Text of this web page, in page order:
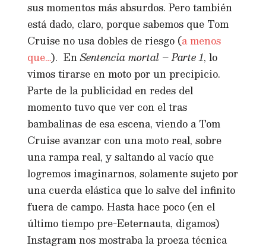
sus momentos más absurdos. Pero también
está dado, claro, porque sabemos que Tom
Cruise no usa dobles de riesgo (a menos
que…). EnSentencia mortal – Parte 1, lo
vimos tirarse en moto por un precipicio.
Parte de la publicidad en redes del
momento tuvo que ver con el tras
bambalinas de esa escena, viendo a Tom
Cruise avanzar con una moto real, sobre
una rampa real, y saltando al vacío que
logremos imaginarnos, solamente sujeto por
una cuerda elástica que lo salve del infinito
fuera de campo. Hasta hace poco (en el
último tiempo pre-Eeternauta, digamos)
Instagram nos mostraba la proeza técnica